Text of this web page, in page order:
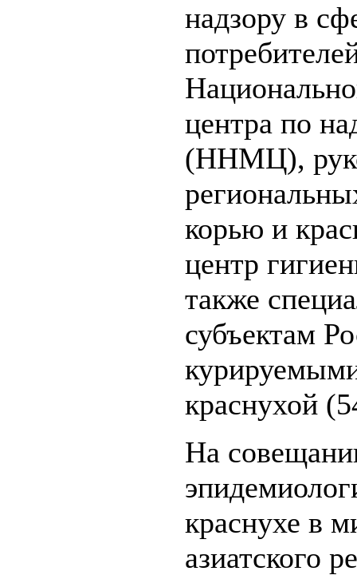
надзору в
центра по
(ННМЦ),
корью и
центр
также
субъектам
краснухой
На
краснухе в
азиатского